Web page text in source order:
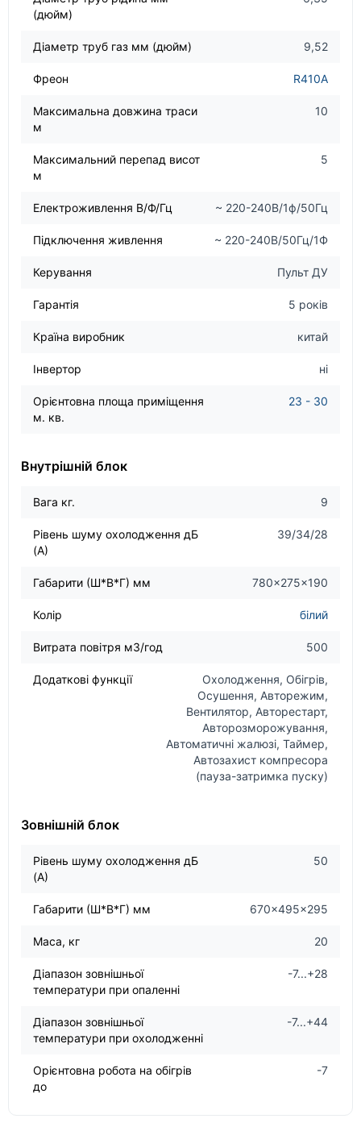
(дюйм)
Діаметр труб газ мм (дюйм) 9,52
Фреон R410A
Максимальна довжина траси
м
10
Максимальний перепад висот
м
5
Електроживлення В/Ф/Гц ~ 220-240В/1ф/50Гц
Підключення живлення ~ 220-240В/50Гц/1Ф
Керування Пульт ДУ
Гарантія 5 років
Країна виробник китай
Інвертор ні
Орієнтовна площа приміщення
м. кв.
23 - 30
Внутрішній блок
Вага кг. 9
Рівень шуму охолодження дБ
(А)
39/34/28
Габарити (Ш*В*Г) мм 780×275×190
Колір білий
Витрата повітря м3/год 500
Додаткові функції
Охолодження, Обігрів,
Осушення, Авторежим,
Вентилятор, Авторестарт,
Авторозморожування,
Автоматичні жалюзі, Таймер,
Автозахист компресора
(пауза-затримка пуску)
Зовнішній блок
Рівень шуму охолодження дБ
(А)
50
Габарити (Ш*В*Г) мм 670×495×295
Маса, кг 20
Діапазон зовнішньої
температури при опаленні
-7...+28
Діапазон зовнішньої
температури при охолодженні
-7...+44
Орієнтовна робота на обігрів
до
-7